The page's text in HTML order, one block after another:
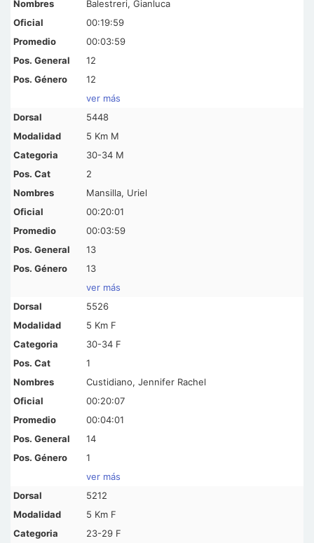
Balestreri, Gianluca
00:19:59
00:03:59
12
12
ver más
5448
5 Km M
30-34 M
2
Mansilla, Uriel
00:20:01
00:03:59
13
13
ver más
5526
5 Km F
30-34 F
1
Custidiano, Jennifer Rachel
00:20:07
00:04:01
14
1
ver más
5212
5 Km F
23-29 F